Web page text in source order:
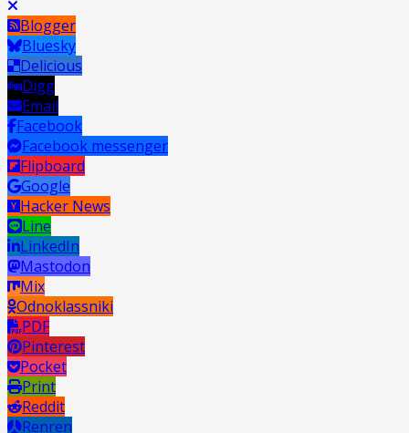
Blogger
Bluesky
Delicious
Digg
Email
Facebook
Facebook messenger
Flipboard
Google
Hacker News
Line
LinkedIn
Mastodon
Mix
Odnoklassniki
PDF
Pinterest
Pocket
Print
Reddit
Renren